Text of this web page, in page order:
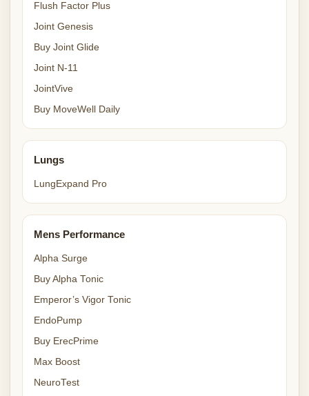
Flush Factor Plus
Joint Genesis
Buy Joint Glide
Joint N-11
JointVive
Buy MoveWell Daily
Lungs
LungExpand Pro
Mens Performance
Alpha Surge
Buy Alpha Tonic
Emperor’s Vigor Tonic
EndoPump
Buy ErecPrime
Max Boost
NeuroTest